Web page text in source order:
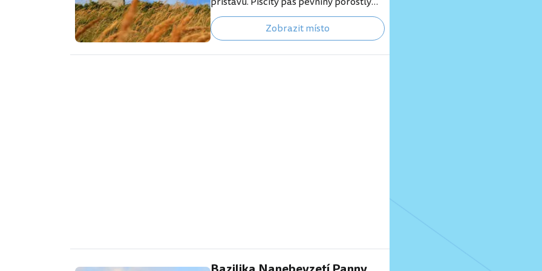
zelení sehrál důležitou roli v polských
dějinách. Právě Westerplatte bylo
jedním z dějišť počátku Druhé světové
války. 👉 Naše tipy na nejlepší hotely v
Zobrazit místo